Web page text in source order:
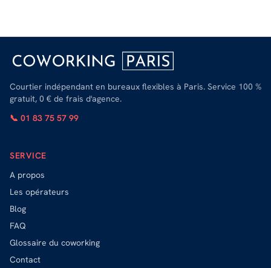
Courtier indépendant en bureaux flexibles à Paris. Service 100 %
gratuit, 0 € de frais d'agence.
📞 01 83 75 57 99
SERVICE
A propos
Les opérateurs
Blog
FAQ
Glossaire du coworking
Contact